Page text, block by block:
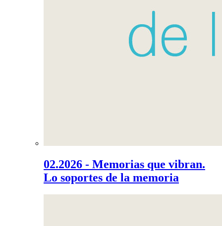
02.2026 - Memorias que vibran.
Lo soportes de la memoria